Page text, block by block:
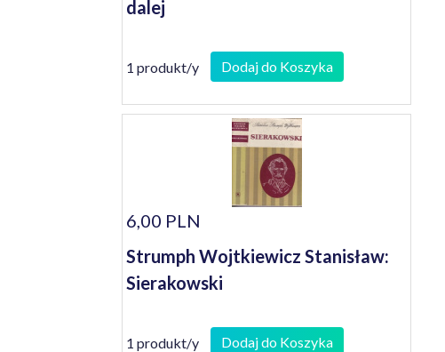
dalej
1 produkt/y Dodaj do Koszyka
6,00 PLN
Strumph Wojtkiewicz Stanisław:
Sierakowski
1 produkt/y Dodaj do Koszyka